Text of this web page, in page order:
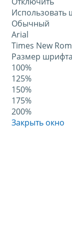
Использовать
Обычный
Arial
Times New
Размер шрифта
100%
125%
150%
175%
200%
Закрыть окно